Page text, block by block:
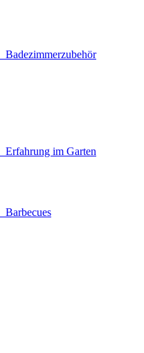
Badezimmerzubehör
Erfahrung im Garten
Barbecues